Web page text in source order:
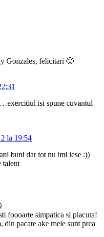
Gonzales, felicitari 🙂
isi spune cuvantul
la 19:54
buni dar tot nu imi iese :))
talent
foooarte simpatica si placuta!
din pacate ake mele sunt prea